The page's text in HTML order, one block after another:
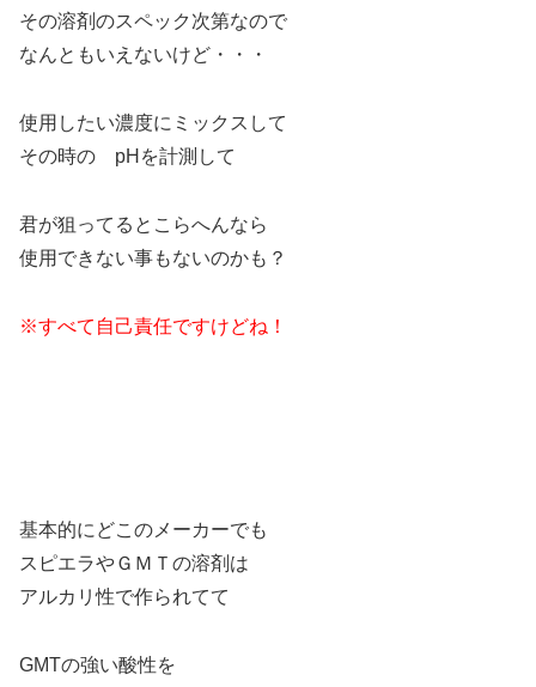
その溶剤のスペック次第なので
なんともいえないけど・・・
使用したい濃度にミックスして
その時の pHを計測して
君が狙ってるとこらへんなら
使用できない事もないのかも？
※すべて自己責任ですけどね！
基本的にどこのメーカーでも
スピエラやＧＭＴの溶剤は
アルカリ性で作られてて
GMTの強い酸性を